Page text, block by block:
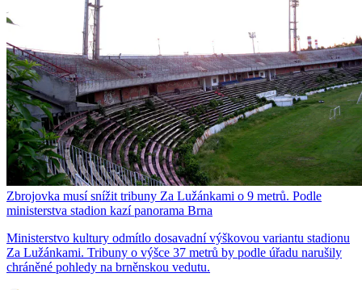
Zbrojovka musí snížit tribuny Za Lužánkami o 9 metrů. Podle
ministerstva stadion kazí panorama Brna
Ministerstvo kultury odmítlo dosavadní výškovou variantu stadionu
Za Lužánkami. Tribuny o výšce 37 metrů by podle úřadu narušily
chráněné pohledy na brněnskou vedutu.